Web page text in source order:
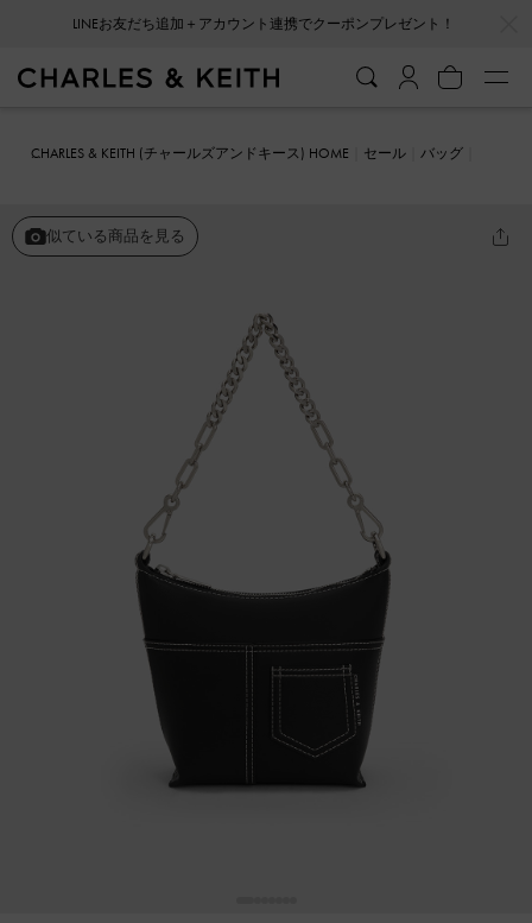
LINEお友だち追加＋アカウント連携でクーポンプレゼント！
CHARLES & KEITH (チャールズアンドキース) HOME セール
バッグ
似ている商品を見る